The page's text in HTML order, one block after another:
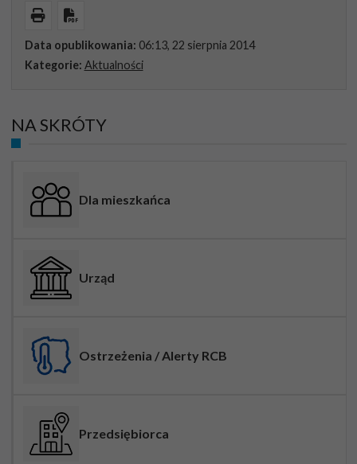
WydrukujPobierz PDF
Data opublikowania: 06:13, 22 sierpnia 2014
Kategorie: Aktualności
NA SKRÓTY
Dla mieszkańca
Urząd
Ostrzeżenia / Alerty RCB
Przedsiębiorca